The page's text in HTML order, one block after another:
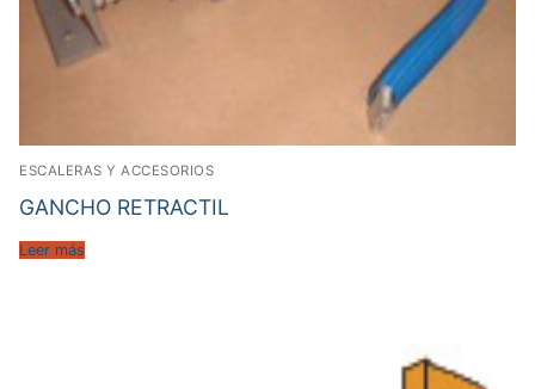
ESCALERAS Y ACCESORIOS
GANCHO RETRACTIL
Leer más